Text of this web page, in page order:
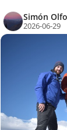
Simón
2026-06-29